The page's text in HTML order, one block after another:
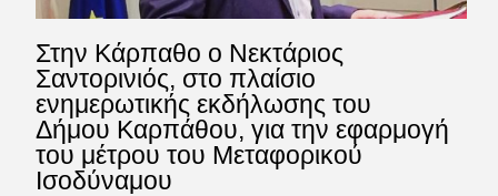
Στην Κάρπαθο ο Νεκτάριος
Σαντορινιός, στο πλαίσιο
ενημερωτικής εκδήλωσης του
Δήμου Καρπάθου, για την εφαρμογή
του μέτρου του Μεταφορικού
Ισοδύναμου